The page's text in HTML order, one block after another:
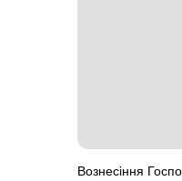
Вознесіння